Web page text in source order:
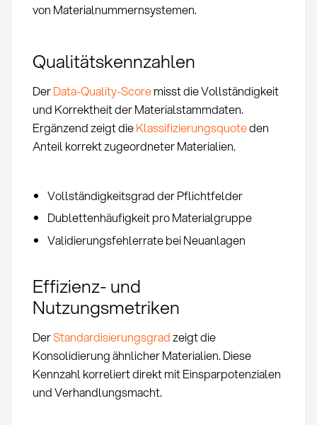
von Materialnummernsystemen.
Qualitätskennzahlen
DerData-Quality-Scoremisst die Vollständigkeit
und Korrektheit der Materialstammdaten.
Ergänzend zeigt dieKlassifizierungsquoteden
Anteil korrekt zugeordneter Materialien.
Vollständigkeitsgrad der Pflichtfelder
Dublettenhäufigkeit pro Materialgruppe
Validierungsfehlerrate bei Neuanlagen
Effizienz- und
Nutzungsmetriken
DerStandardisierungsgradzeigt die
Konsolidierung ähnlicher Materialien. Diese
Kennzahl korreliert direkt mit Einsparpotenzialen
und Verhandlungsmacht.